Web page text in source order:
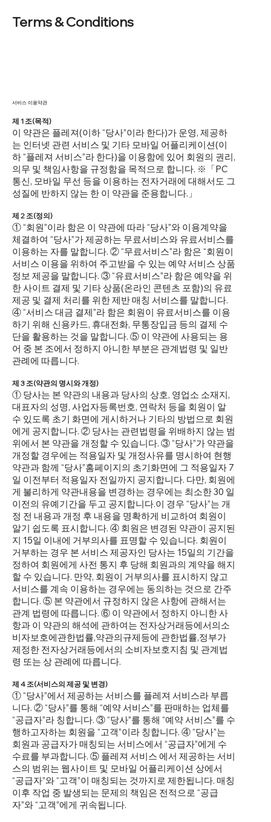
Terms & Conditions
제 1 조(목적)
이 약관은 플레져(이하 “당사”이라 한다)가 운영, 제공하
는 인터넷 관련 서비스 및 기타 모바일 어플리케이션(이
하 “플레져 서비스”라 한다)을 이용함에 있어 회원의 권리,
의무 및 책임사항을 규정함을 목적으로 합니다. ※「PC
통신, 모바일 무선 등을 이용하는 전자거래에 대해서도 그
성질에 반하지 않는 한 이 약관을 준용합니다.」
제 2 조(정의)
① “회원”이라 함은 이 약관에 따라 “당사”와 이용계약을
체결하여 “당사”가 제공하는 무료서비스와 유료서비스를
이용하는 자를 말합니다. ② “무료서비스”라 함은 “회원이
서비스 이용을 위하여 주고받을 수 있는 예약 서비스 상품
정보 제공을 말합니다. ③ “유료서비스”라 함은 예약을 위
한 사이트 결제 및 기타 상품(온라인 콘텐츠 포함)의 유료
제공 및 결제 처리를 위한 제반 매칭 서비스를 말합니다.
④ “서비스 대금 결제”라 함은 회원이 유료서비스를 이용
하기 위해 신용카드, 휴대전화, 무통장입금 등의 결제 수
단을 활용하는 것을 말합니다. ⑤ 이 약관에 사용되는 용
어 중 본 조에서 정하지 아니한 부분은 관계법령 및 일반
관례에 따릅니다.
제 3 조(약관의 명시와 개정)
① 당사는 본 약관의 내용과 당사의 상호, 영업소 소재지,
대표자의 성명, 사업자등록번호, 연락처 등을 회원이 알
수 있도록 초기 화면에 게시하거나 기타의 방법으로 회원
에게 공지합니다. ② 당사는 관련법령을 위배하지 않는 범
위에서 본 약관을 개정할 수 있습니다. ③ “당사”가 약관을
개정할 경우에는 적용일자 및 개정사유를 명시하여 현행
약관과 함께 “당사”홈페이지의 초기화면에 그 적용일자 7
일 이전부터 적용일자 전일까지 공지합니다. 다만, 회원에
게 불리하게 약관내용을 변경하는 경우에는 최소한 30 일
이전의 유예기간을 두고 공지합니다.이 경우 “당사”는 개
정 전 내용과 개정 후 내용을 명확하게 비교하여 회원이
알기 쉽도록 표시합니다. ④ 회원은 변경된 약관이 공지된
지 15일 이내에 거부의사를 표명할 수 있습니다. 회원이
거부하는 경우 본 서비스 제공자인 당사는 15일의 기간을
정하여 회원에게 사전 통지 후 당해 회원과의 계약을 해지
할 수 있습니다. 만약, 회원이 거부의사를 표시하지 않고
서비스를 계속 이용하는 경우에는 동의하는 것으로 간주
합니다. ⑤ 본 약관에서 규정하지 않은 사항에 관해서는
관계 법령에 따릅니다. ⑥ 이 약관에서 정하지 아니한 사
항과 이 약관의 해석에 관하여는 전자상거래등에서의소
비자보호에관한법률,약관의규제등에 관한법률,정부가
제정한 전자상거래등에서의 소비자보호지침 및 관계법
령 또는 상 관례에 따릅니다.
제 4 조(서비스의 제공 및 변경)
① “당사”에서 제공하는 서비스를 플레져 서비스라 부릅
니다. ② “당사”를 통해 “예약 서비스”를 판매하는 업체를
“공급자”라 칭합니다. ③ “당사”를 통해 “예약 서비스”를 수
행하고자하는 회원을 “고객”이라 칭합니다. ④ “당사”는
회원과 공급자가 매칭되는 서비스에서 “공급자”에게 수
수료를 부과합니다. ⑤ 플레져 서비스 에서 제공하는 서비
스의 범위는 웹사이트 및 모바일 어플리케이션 상에서
“공급자”와 “고객”이 매칭되는 것까지로 제한됩니다. 매칭
이후 작업 중 발생되는 문제의 책임은 전적으로 “공급
자”와 “고객”에게 귀속됩니다.
서비스 이용약관